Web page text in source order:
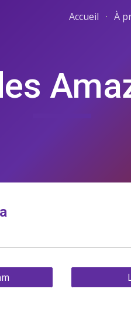
Accueil À